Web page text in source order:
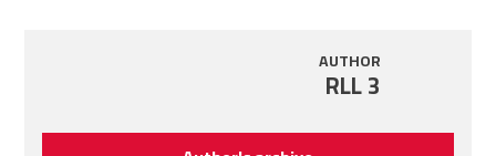
AUTHOR
RLL 3